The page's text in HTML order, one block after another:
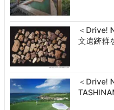
＜Drive!
文遺跡群
＜Drive!